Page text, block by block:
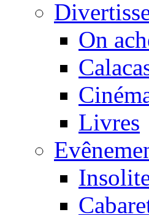
On
Livres